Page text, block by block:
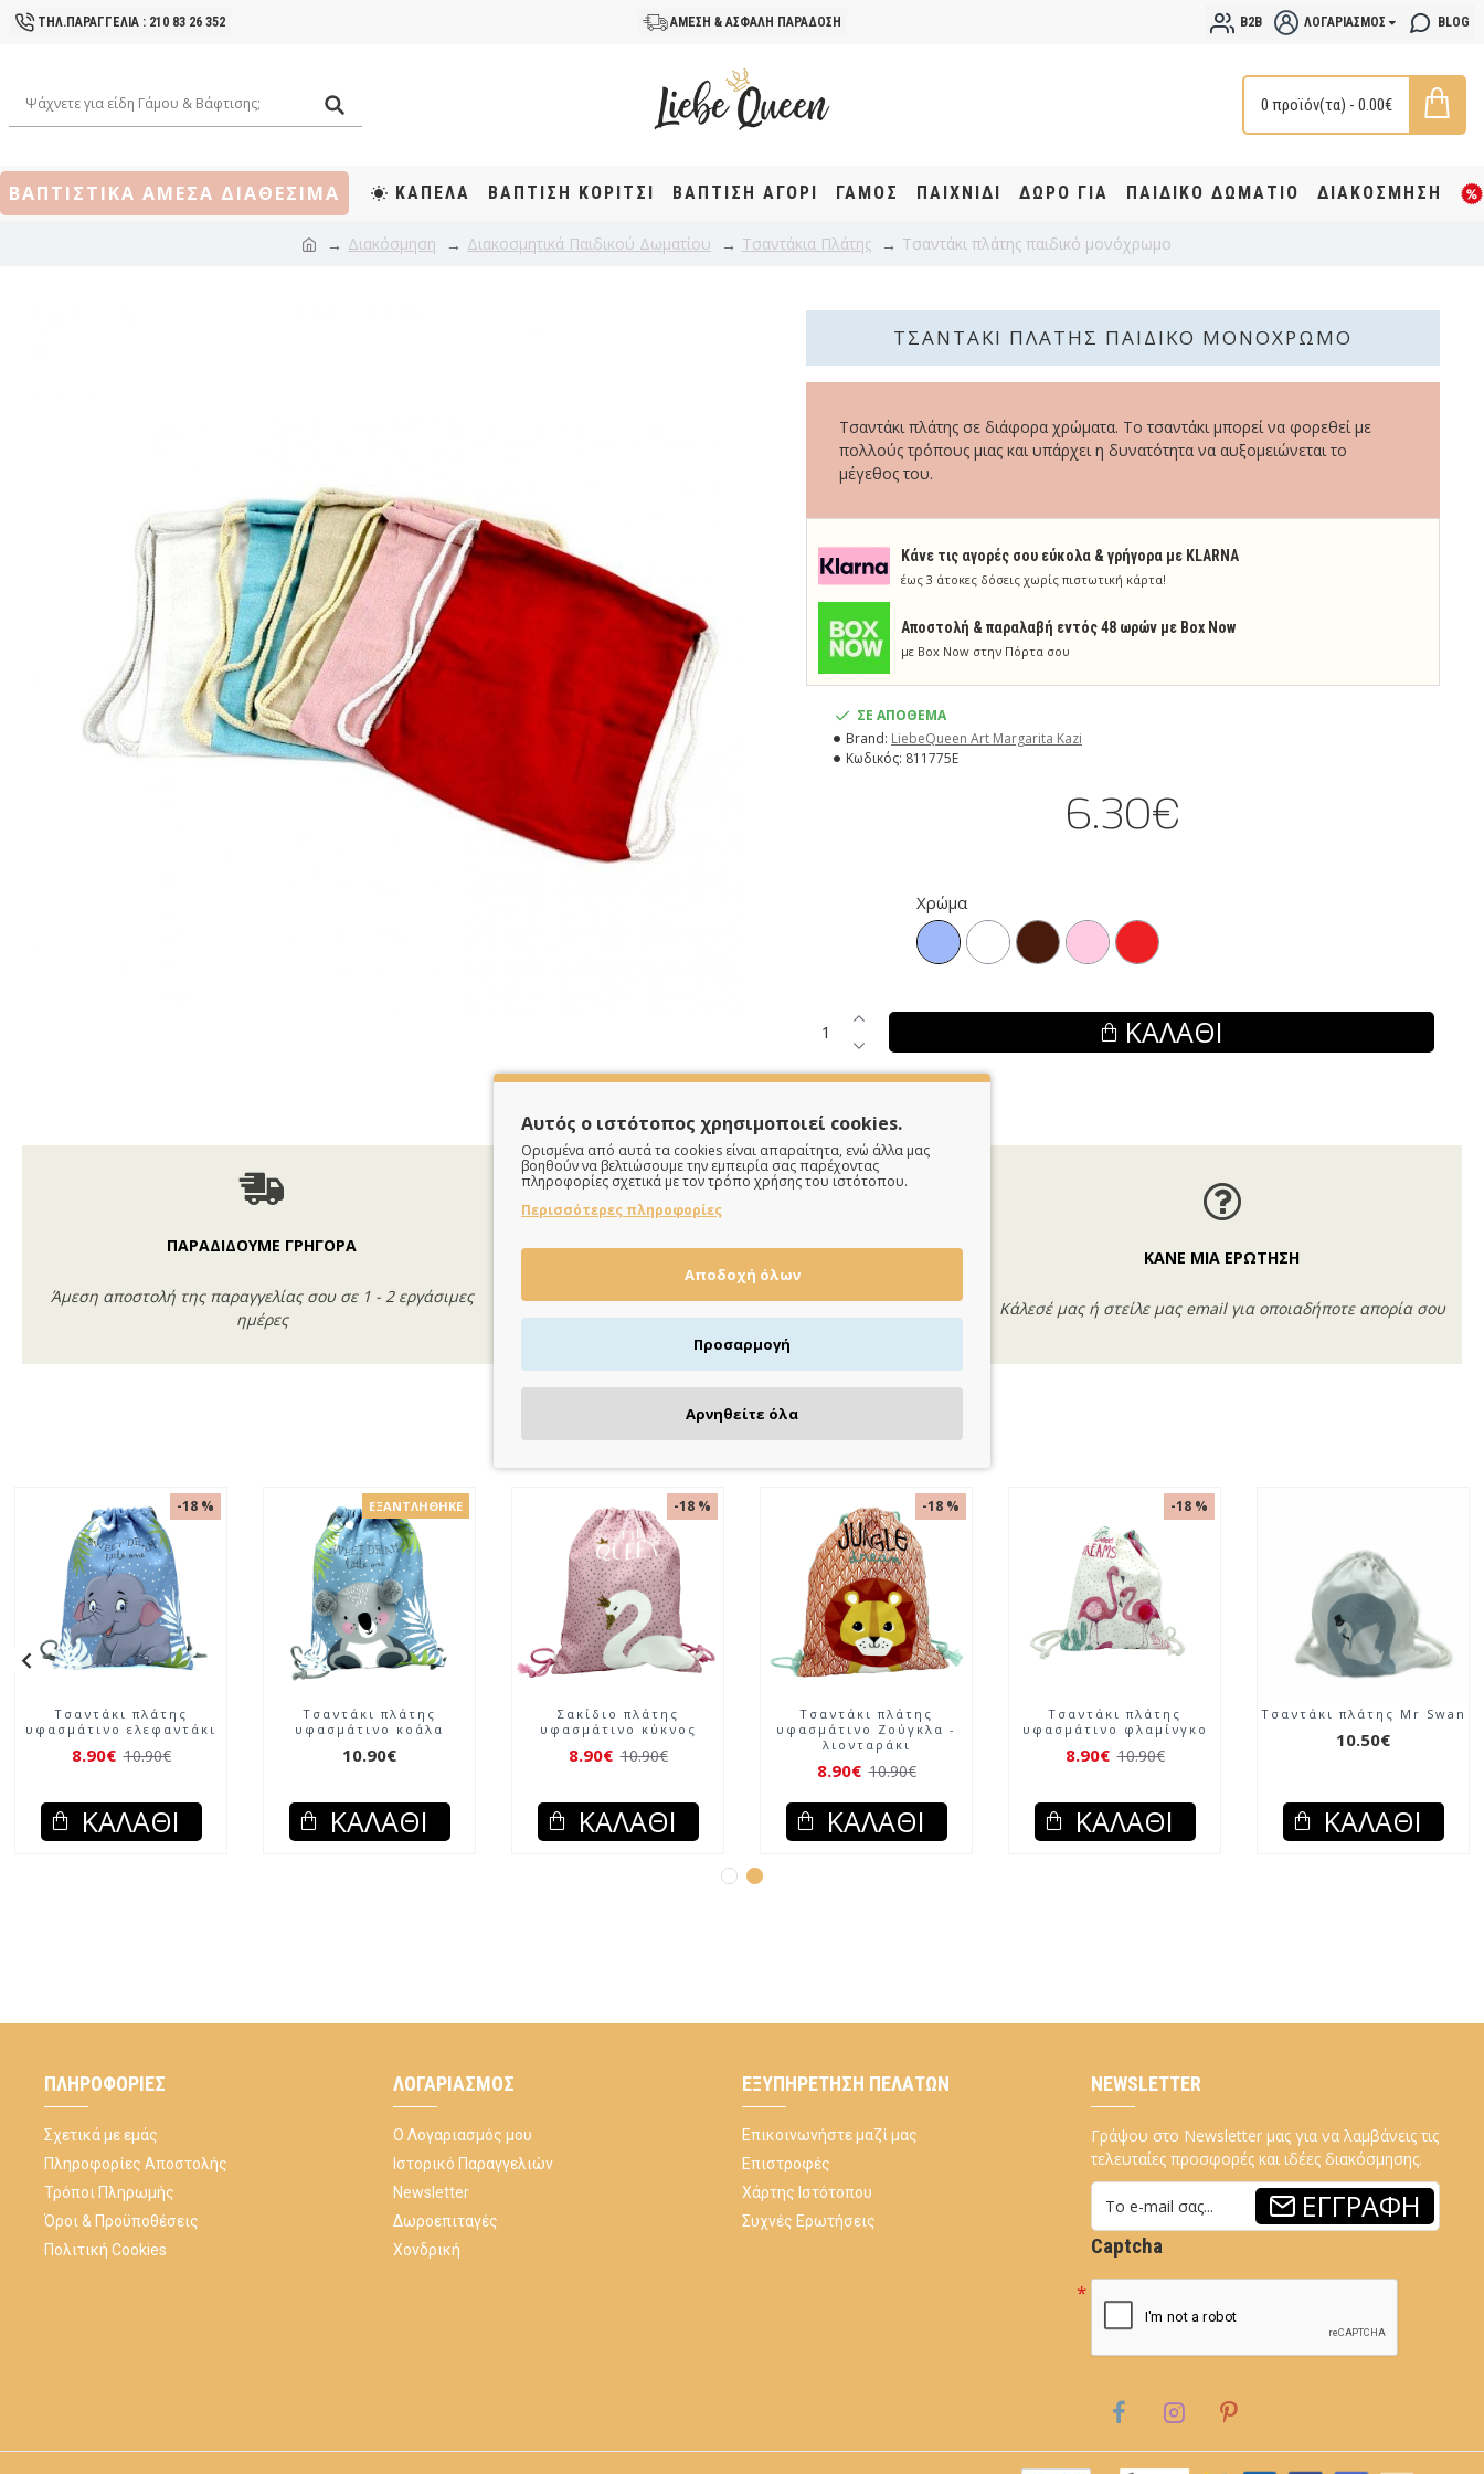
ΤΗΛ.ΠΑΡΑΓΓΕΛΙΑ : 210 83 26 352 ΑΜΕΣΗ & ΑΣΦΑΛΗ ΠΑΡΑΔΟΣΗ B2B ΛΟΓΑΡΙΑΣΜΌΣ BLOG
0 προϊόν(τα) - 0.00€
ΒΑΠΤΙΣΤΙΚΑ ΑΜΕΣΑ ΔΙΑΘΕΣΙΜΑ ΚΑΠΕΛΑ ΒΆΠΤΙΣΗ KOΡΊΤΣΙ ΒΆΠΤΙΣΗ ΑΓΌΡΙ ΓΑΜΟΣ ΠΑΙΧΝΙΔΙ ΔΩΡΟ ΓΙΑ ΠΑΙΔΙΚΟ ΔΩΜΑΤΙΟ ΔΙΑΚΟΣΜΗΣΗ
Διακόσμηση Διακοσμητικά Παιδικού Δωματίου Τσαντάκια Πλάτης Τσαντάκι πλάτης παιδικό μονόχρωμο
ΤΣΑΝΤΆΚΙ ΠΛΆΤΗΣ ΠΑΙΔΙΚΌ ΜΟΝΌΧΡΩΜΟ
Κάνε τις αγορές σου εύκολα & γρήγορα με KLARNA
έως 3 άτοκες δόσεις χωρίς πιστωτική κάρτα!
Aποστολή & παραλαβή εντός 48 ωρών με Box Now
με Box Now στην Πόρτα σου
Τσαντάκι πλάτης σε διάφορα χρώματα. Το τσαντάκι μπορεί να φορεθεί με
πολλούς τρόπους μιας και υπάρχει η δυνατότητα να αυξομειώνεται το
μέγεθος του.
ΣΕ ΑΠΟΘΕΜΑ
Brand: LiebeQueen Art Margarita Kazi
Κωδικός: 811775E
6.30€
Χρώμα
ΚΑΛΆΘΙ
ΠΑΡΑΔΙΔΟΥΜΕ ΓΡΗΓΟΡΑ
Άμεση αποστολή της παραγγελίας σου σε 1 - 2 εργάσιμες
ημέρες
Πιστωτική/χρεωστική κάρτα, αντικαταβολή ή κατάθεση
ΚΑΝΕ ΜΙΑ ΕΡΩΤΗΣΗ
Κάλεσέ μας ή στείλε μας email για οποιαδήποτε απορία σου
ΤΑΙΡΙΑΣΤΆ ΠΡΟΪΌΝΤΑ ΔΕΣ ΚΙ ΑΥΤΆ
-18 %
Τσαντάκι πλάτης
υφασμάτινο ελεφαντάκι
8.90€ 10.90€
ΚΑΛΆΘΙ
ΕΞΑΝΤΛΉΘΗΚΕ
Τσαντάκι πλάτης
υφασμάτινο κοάλα
10.90€
ΚΑΛΆΘΙ
-18 %
Σακίδιο πλάτης
υφασμάτινο κύκνος
8.90€ 10.90€
ΚΑΛΆΘΙ
-18 %
Τσαντάκι πλάτης
υφασμάτινο Ζούγκλα -
λιονταράκι
8.90€ 10.90€
ΚΑΛΆΘΙ
-18 %
Τσαντάκι πλάτης
υφασμάτινο φλαμίνγκο
8.90€ 10.90€
ΚΑΛΆΘΙ
Τσαντάκι πλάτης Mr Swan
10.50€
ΚΑΛΆΘΙ
ΠΛΗΡΟΦΟΡΊΕΣ
Σχετικά με εμάς
Πληροφορίες Αποστολής
Τρόποι Πληρωμής
Όροι & Προϋποθέσεις
Πολιτική Cookies
ΛΟΓΑΡΙΑΣΜΌΣ
Ο Λογαριασμός μου
Ιστορικό Παραγγελιών
Newsletter
Δωροεπιταγές
Χονδρική
ΕΞΥΠΗΡΈΤΗΣΗ ΠΕΛΑΤΏΝ
Επικοινωνήστε μαζί μας
Επιστροφές
Χάρτης Ιστότοπου
Συχνές Ερωτήσεις
NEWSLETTER
Γράψου στο Newsletter μας για να λαμβάνεις τις
τελευταίες προσφορές και ιδέες διακόσμησης.
ΕΓΓΡΑΦΉ
Captcha
Αυτός ο ιστότοπος χρησιμοποιεί cookies.
Ορισμένα από αυτά τα cookies είναι απαραίτητα, ενώ άλλα μας
βοηθούν να βελτιώσουμε την εμπειρία σας παρέχοντας
πληροφορίες σχετικά με τον τρόπο χρήσης του ιστότοπου.
Περισσότερες πληροφορίες
Αποδοχή όλων
Προσαρμογή
Αρνηθείτε όλα